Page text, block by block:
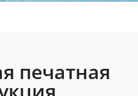
печатная